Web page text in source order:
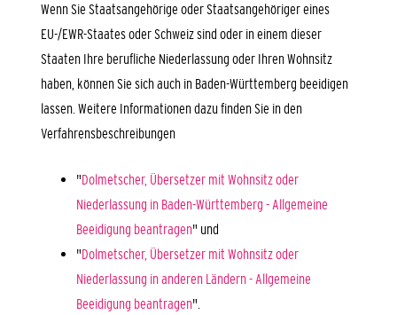
Wenn Sie Staatsangehörige oder Staatsangehöriger eines
EU-/EWR-Staates oder Schweiz sind oder in einem dieser
Staaten Ihre berufliche Niederlassung oder Ihren Wohnsitz
haben, können Sie sich auch in Baden-Württemberg beeidigen
lassen. Weitere Informationen dazu finden Sie in den
Verfahrensbeschreibungen
"Dolmetscher, Übersetzer mit Wohnsitz oder
Niederlassung in Baden-Württemberg - Allgemeine
Beeidigung beantragen" und
"Dolmetscher, Übersetzer mit Wohnsitz oder
Niederlassung in anderen Ländern - Allgemeine
Beeidigung beantragen".